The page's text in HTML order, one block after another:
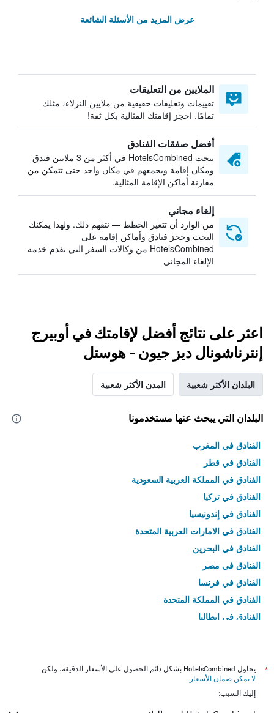
عرض المزيد من الأسئلة الشائعة
الملايين من التعليقات
تقييمات وتعليقات حقيقية من ملايين النزلاء، مثلك
تمامًا. احجز إقامتك المثالية بكل ثقة!
أفضل صفقات الفنادق
يبحث HotelsCombined في أكثر من 3 ملايين فندق
ومكان إقامة ويجمعهم في مكان واحد حتى تتمكن من
مقارنة أماكن الإقامة المثالية.
إلغاء مجاني
من الوارد أن تتغير الخطط — نتفهم ذلك. ولهذا يمكنك
البحث وحجز فنادق وأماكن إقامة على
HotelsCombined من وكالات السفر التي تقدم خدمة
الإلغاء المجاني
اعثر على نتائج أفضل لإقامتك في أوبيرج
إنترناشونال ديز جيون - هوستل
البلدان الأكثر شعبية المدن الأكثر شعبية
البلدان التي يبحث عنها مستخدمونا
الفنادق في المغرب
الفنادق في قطر
الفنادق في المملكة العربية السعودية
الفنادق في تركيا
الفنادق في إندونيسيا
الفنادق في الامارات العربية المتحدة
الفنادق في البحرين
الفنادق في مصر
الفنادق في فرنسا
الفنادق في المملكة المتحدة
الفنادق في إيطاليا
*
يحاول HotelsCombined بشكل دائم الحصول على الأسعار الدقيقة، ولكن
لا يمكن ضمان الأسعار .
إليك السبب: